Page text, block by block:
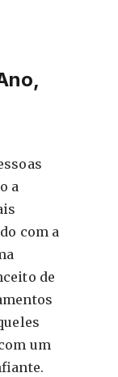
a
com a
de
um